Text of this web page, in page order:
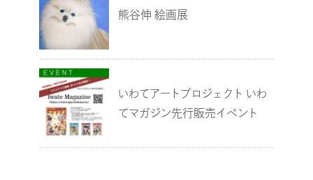
熊谷伸 絵画展
いわてアートプロジェクト いわ
てマガジン先行販売イベント